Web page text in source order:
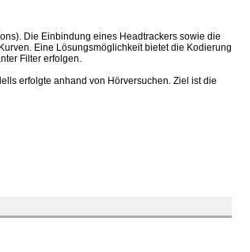
Die Einbindung eines Headtrackers sowie die
Eine Lösungsmöglichkeit bietet die Kodierung
Filter erfolgen.
erfolgte anhand von Hörversuchen. Ziel ist die